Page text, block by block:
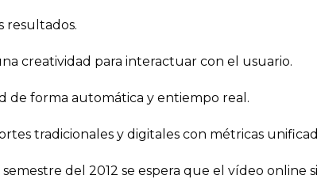
resultados.
creatividad para interactuar con el usuario.
de forma automática y entiempo real.
tradicionales y digitales con métricas
del 2012 se espera que el vídeo online